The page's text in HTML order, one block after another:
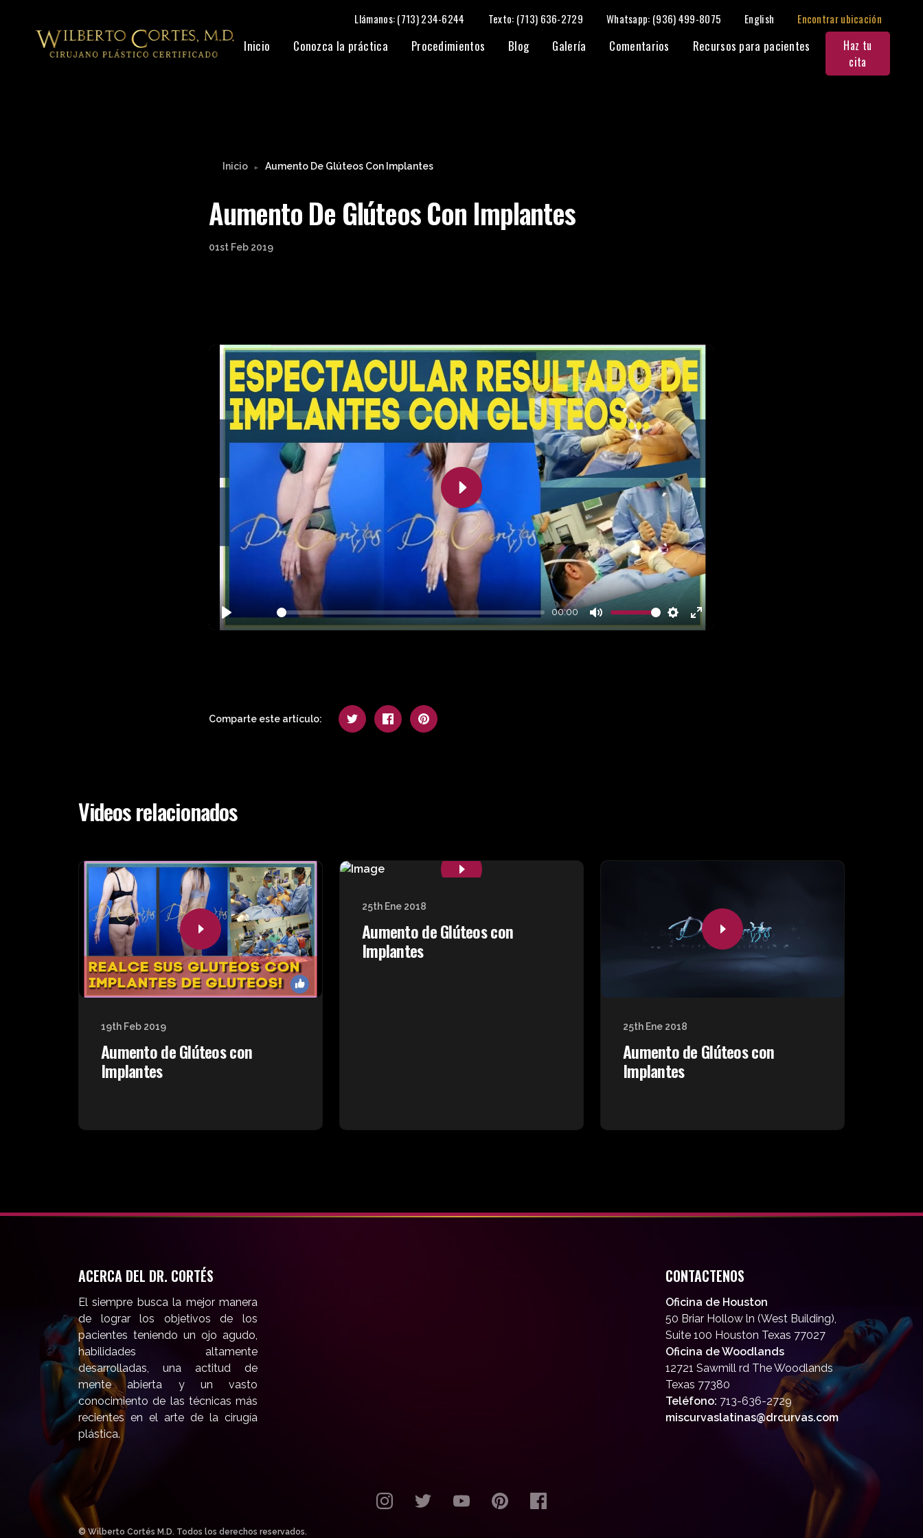
Llámanos: (713) 234-6244 Texto: (713) 636-2729 Whatsapp: (936) 499-8075 English Encontrar ubicación
Inicio Conozca la práctica Procedimientos Blog Galería Comentarios Recursos para pacientes
Haz tu
cita
Inicio ► Aumento De Glúteos Con Implantes
Aumento De Glúteos Con Implantes
01st Feb 2019
Play
00:00
Mute Settings
Enter
Play
Comparte este artículo:
Videos relacionados
19th Feb 2019
Aumento de Glúteos con
Implantes
25th Ene 2018
Aumento de Glúteos con
Implantes
25th Ene 2018
Aumento de Glúteos con
Implantes
ACERCA DEL DR. CORTÉS
El siempre busca la mejor manera
de lograr los objetivos de los
pacientes teniendo un ojo agudo,
habilidades altamente
desarrolladas, una actitud de
mente abierta y un vasto
conocimiento de las técnicas más
recientes en el arte de la cirugía
plástica.
CONTACTENOS
Oficina de Houston
50 Briar Hollow ln (West Building),
Suite 100 Houston Texas 77027
Oficina de Woodlands
12721 Sawmill rd The Woodlands
Texas 77380
Teléfono: 713-636-2729
miscurvaslatinas@drcurvas.com
© Wilberto Cortés M.D. Todos los derechos reservados.